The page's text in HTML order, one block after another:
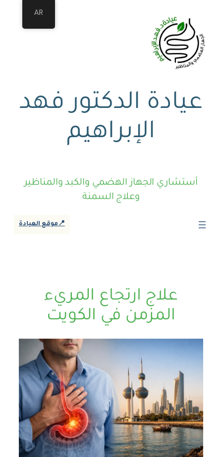
عيادة الدكتور فهد
الإبراهيم
أستشاري الجهاز الهضمي والكبد والمناظير
وعلاج السمنة
📍موقع العيادة
علاج ارتجاع المريء
المزمن في الكويت
AR